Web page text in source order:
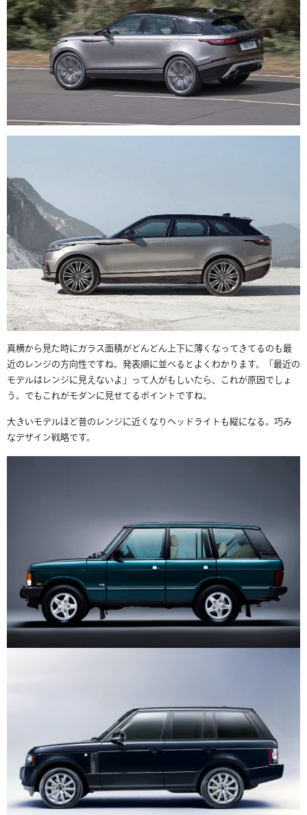
真横から見た時にガラス面積がどんどん上下に薄くなってきてるのも最
近のレンジの方向性ですね。発表順に並べるとよくわかります。「最近の
モデルはレンジに見えないよ」って人がもしいたら、これが原因でしょ
う。でもこれがモダンに見せてるポイントですね。
大きいモデルほど昔のレンジに近くなりヘッドライトも縦になる。巧み
なデザイン戦略です。